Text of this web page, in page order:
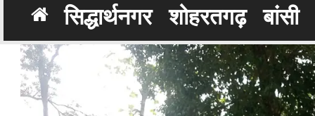
सिद्धार्थनगर शोहरतगढ़ बांसी